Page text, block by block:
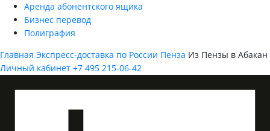
Аренда абонентского ящика
Бизнес перевод
Полиграфия
Главная Экспресс-доставка по России Пенза Из Пензы в Абакан
Личный кабинет +7 495 215-06-42